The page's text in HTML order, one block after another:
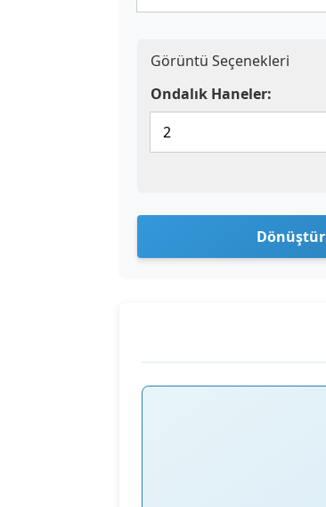
Görüntü Seçenekleri
Ondalık Haneler:
Dönüştür